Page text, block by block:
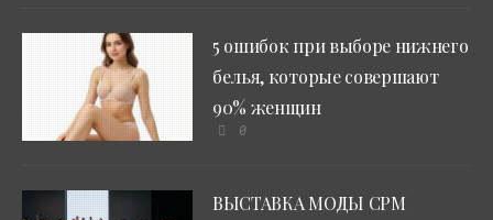
5 ошибок при выборе нижнего
белья, которые совершают
90% женщин
0
ВЫСТАВКА МОДЫ CPM